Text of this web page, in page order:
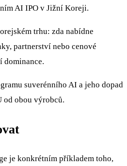
AI IPO v Jižní Koreji.
trhu: zda nabídne
partnerství nebo cenové
dominance.
suverénního AI a jeho dopad
od obou výrobců.
je konkrétním příkladem toho,